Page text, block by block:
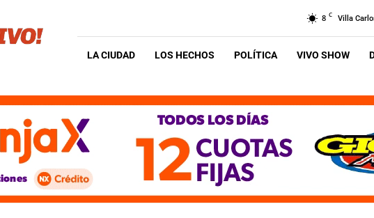
8 C Villa
LA CIUDAD LOS HECHOS POLÍTICA VIVO SHOW